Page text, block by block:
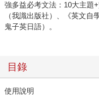
強多益必考文法：10大主題
（我識出版社）、《英文自
鬼子英日語）。
目錄
使用說明